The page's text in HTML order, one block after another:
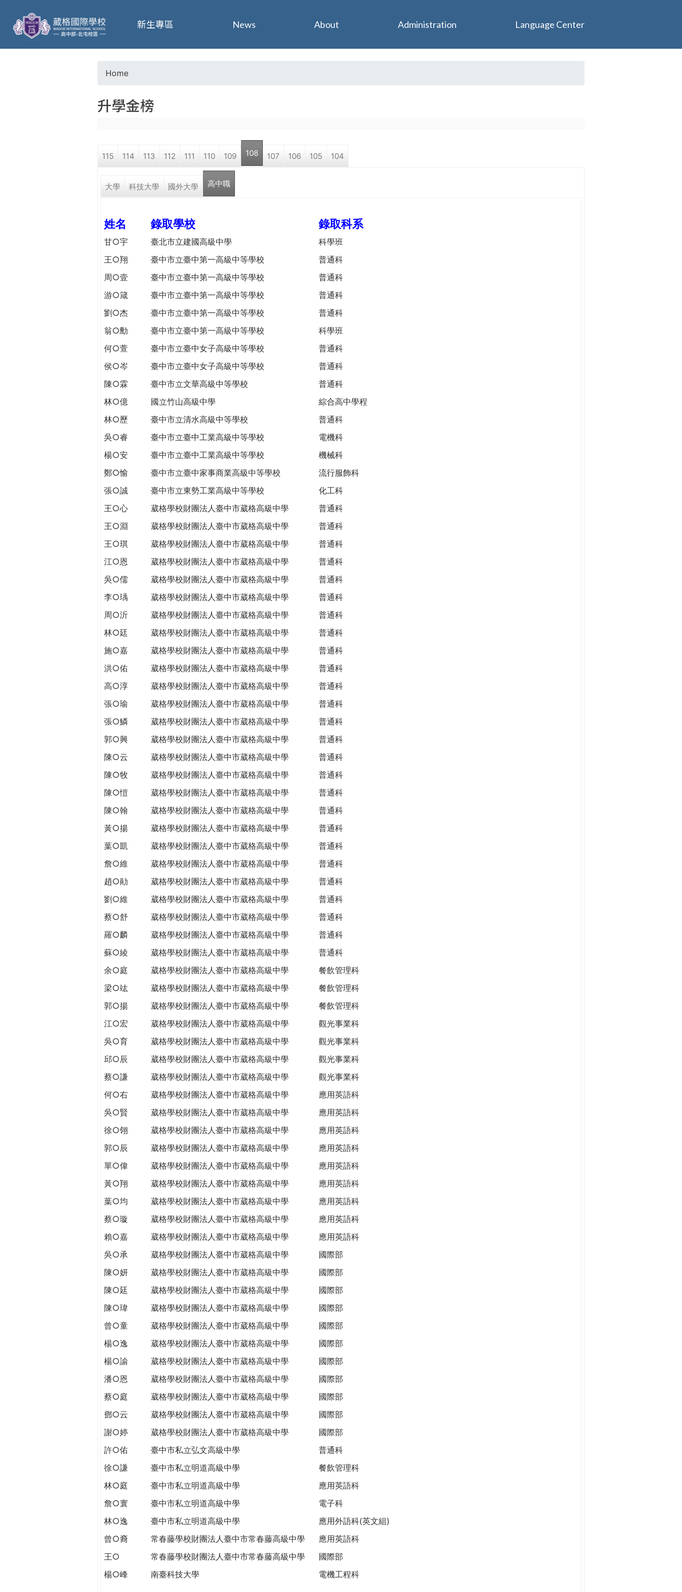
葳
格
o
a
r
h
e
r
e
Home
升學金榜
115 114 113 112 111 110 109 108 107 106 105 104
大學 科技大學 國外大學 高中職
姓名 錄取學校 錄取科系
甘○宇 臺北市立建國高級中學
科學班
王○翔
臺中市立臺中第一高級中等學校
普通科
周○壹
臺中市立臺中第一高級中等學校
普通科
游○箴
臺中市立臺中第一高級中等學校
普通科
劉○杰
臺中市立臺中第一高級中等學校
普通科
翁○勳
臺中市立臺中第一高級中等學校
科學班
何○萱
臺中市立臺中女子高級中等學校
普通科
侯○岑
臺中市立臺中女子高級中等學校
普通科
陳○霖
臺中市立文華高級中等學校
普通科
林○億
國立竹山高級中學
綜合高中學程
林○歷
臺中市立清水高級中等學校
普通科
吳○睿
臺中市立臺中工業高級中等學校
電機科
楊○安
臺中市立臺中工業高級中等學校
機械科
鄭○愉
臺中市立臺中家事商業高級中等學校
流行服飾科
張○誠
臺中市立東勢工業高級中等學校
化工科
王○心
葳格學校財團法人臺中市葳格高級中學
普通科
王○淵
葳格學校財團法人臺中市葳格高級中學
普通科
王○琪
葳格學校財團法人臺中市葳格高級中學
普通科
江○恩
葳格學校財團法人臺中市葳格高級中學
普通科
吳○儒
葳格學校財團法人臺中市葳格高級中學
普通科
李○瑀
葳格學校財團法人臺中市葳格高級中學
普通科
周○沂
葳格學校財團法人臺中市葳格高級中學
普通科
林○廷
葳格學校財團法人臺中市葳格高級中學
普通科
施○嘉
葳格學校財團法人臺中市葳格高級中學
普通科
洪○佑
葳格學校財團法人臺中市葳格高級中學
普通科
高○淳
葳格學校財團法人臺中市葳格高級中學
普通科
張○瑜
葳格學校財團法人臺中市葳格高級中學
普通科
張○鱗
葳格學校財團法人臺中市葳格高級中學
普通科
郭○興
葳格學校財團法人臺中市葳格高級中學
普通科
陳○云
葳格學校財團法人臺中市葳格高級中學
普通科
陳○牧
葳格學校財團法人臺中市葳格高級中學
普通科
陳○愷
葳格學校財團法人臺中市葳格高級中學
普通科
陳○翰
葳格學校財團法人臺中市葳格高級中學
普通科
黃○揚
葳格學校財團法人臺中市葳格高級中學
普通科
葉○凱
葳格學校財團法人臺中市葳格高級中學
普通科
詹○維
葳格學校財團法人臺中市葳格高級中學
普通科
趙○勛
葳格學校財團法人臺中市葳格高級中學
普通科
劉○維
葳格學校財團法人臺中市葳格高級中學
普通科
蔡○舒
葳格學校財團法人臺中市葳格高級中學
普通科
羅○麟
葳格學校財團法人臺中市葳格高級中學
普通科
蘇○綾
葳格學校財團法人臺中市葳格高級中學
普通科
余○庭
葳格學校財團法人臺中市葳格高級中學
餐飲管理科
梁○竑
葳格學校財團法人臺中市葳格高級中學
餐飲管理科
郭○揚
葳格學校財團法人臺中市葳格高級中學
餐飲管理科
江○宏
葳格學校財團法人臺中市葳格高級中學
觀光事業科
吳○育
葳格學校財團法人臺中市葳格高級中學
觀光事業科
邱○辰
葳格學校財團法人臺中市葳格高級中學
觀光事業科
蔡○謙
葳格學校財團法人臺中市葳格高級中學
觀光事業科
何○右
葳格學校財團法人臺中市葳格高級中學
應用英語科
吳○賢
葳格學校財團法人臺中市葳格高級中學
應用英語科
徐○翎
葳格學校財團法人臺中市葳格高級中學
應用英語科
郭○辰
葳格學校財團法人臺中市葳格高級中學
應用英語科
單○偉
葳格學校財團法人臺中市葳格高級中學
應用英語科
黃○翔
葳格學校財團法人臺中市葳格高級中學
應用英語科
葉○均
葳格學校財團法人臺中市葳格高級中學
應用英語科
蔡○璇
葳格學校財團法人臺中市葳格高級中學
應用英語科
賴○嘉
葳格學校財團法人臺中市葳格高級中學
應用英語科
吳○承
葳格學校財團法人臺中市葳格高級中學
國際部
陳○妍
葳格學校財團法人臺中市葳格高級中學
國際部
陳○廷
葳格學校財團法人臺中市葳格高級中學
國際部
陳○瑋
葳格學校財團法人臺中市葳格高級中學
國際部
曾○童
葳格學校財團法人臺中市葳格高級中學
國際部
楊○逸
葳格學校財團法人臺中市葳格高級中學
國際部
楊○諭
葳格學校財團法人臺中市葳格高級中學
國際部
潘○恩
葳格學校財團法人臺中市葳格高級中學
國際部
蔡○庭
葳格學校財團法人臺中市葳格高級中學
國際部
鄧○云
葳格學校財團法人臺中市葳格高級中學
國際部
謝○婷
葳格學校財團法人臺中市葳格高級中學
國際部
許○佑
臺中市私立弘文高級中學
普通科
徐○謙
臺中市私立明道高級中學
餐飲管理科
林○庭
臺中市私立明道高級中學
應用英語科
詹○寰
臺中市私立明道高級中學
電子科
林○逸
臺中市私立明道高級中學
應用外語科(英文組)
曾○裔
常春藤學校財團法人臺中市常春藤高級中學
應用英語科
王○
常春藤學校財團法人臺中市常春藤高級中學
國際部
楊○峰
南臺科技大學 電機工程科
新生專區 News About Administration Language Center